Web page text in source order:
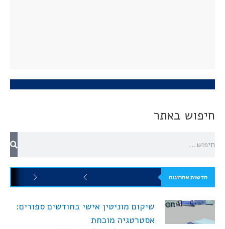
חיפוש באתר
חדשות אחרונות
שיקום מוניטין אישי בחודשים ספורים:
אסטרטגיה מוכחת